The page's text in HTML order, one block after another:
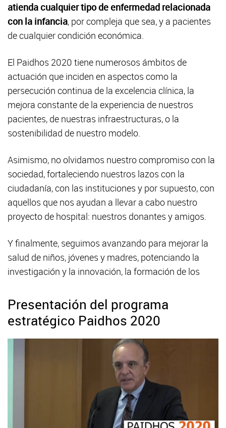
atienda cualquier tipo de enfermedad relacionada
con la infancia, por compleja que sea, y a pacientes
de cualquier condición económica.
El Paidhos 2020 tiene numerosos ámbitos de
actuación que inciden en aspectos como la
persecución continua de la excelencia clínica, la
mejora constante de la experiencia de nuestros
pacientes, de nuestras infraestructuras, o la
sostenibilidad de nuestro modelo.
Asimismo, no olvidamos nuestro compromiso con la
sociedad, fortaleciendo nuestros lazos con la
ciudadanía, con las instituciones y por supuesto, con
aquellos que nos ayudan a llevar a cabo nuestro
proyecto de hospital: nuestros donantes y amigos.
Y finalmente, seguimos avanzando para mejorar la
salud de niños, jóvenes y madres, potenciando la
investigación y la innovación, la formación de los
Presentación del programa
estratégico Paidhos 2020